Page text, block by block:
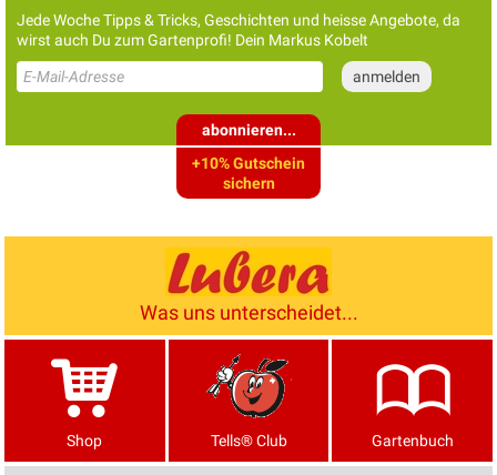
Jede Woche Tipps & Tricks, Geschichten und heisse Angebote, da
wirst auch Du zum Gartenprofi! Dein Markus Kobelt
abonnieren...
+10% Gutschein
sichern
Was uns unterscheidet...
Shop Tells® Club Gartenbuch